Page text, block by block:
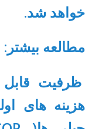
خواهد شد.
مطالعه بیشتر:
ظرفیت قابل
هزینه های